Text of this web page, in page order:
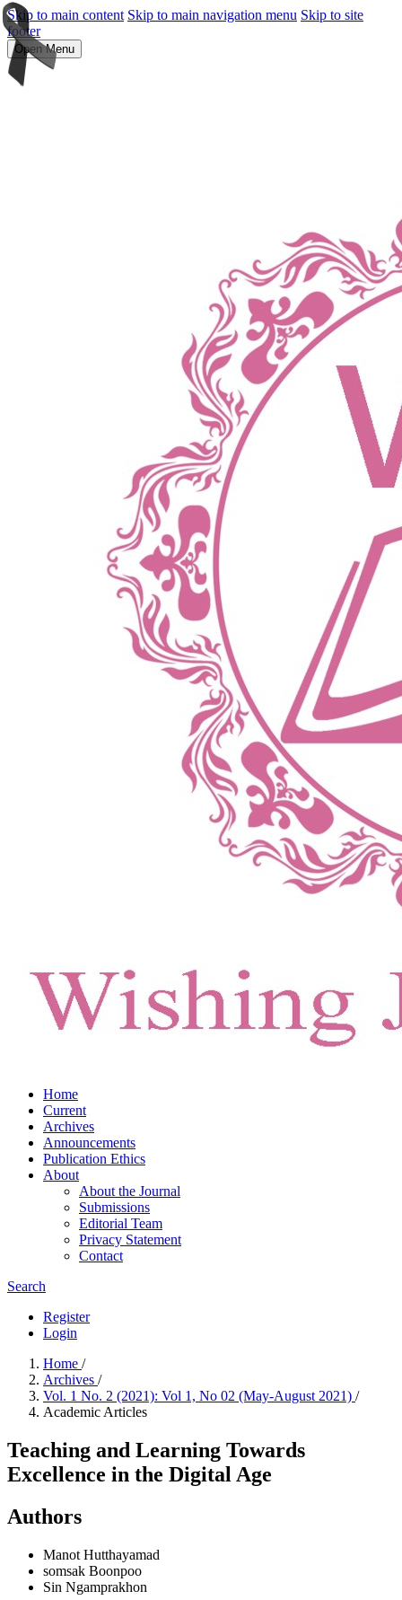
Skip to main content Skip to main navigation menu Skip to site
footer
Open Menu
Home
Current
Archives
Announcements
Publication Ethics
About
About the Journal
Submissions
Editorial Team
Privacy Statement
Contact
Search
Register
Login
Home /
Archives /
Vol. 1 No. 2 (2021): Vol 1, No 02 (May-August 2021) /
Academic Articles
Teaching and Learning Towards
Excellence in the Digital Age
Authors
Manot Hutthayamad
somsak Boonpoo
Sin Ngamprakhon